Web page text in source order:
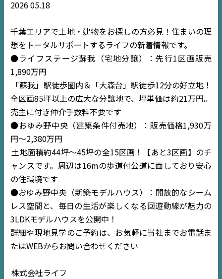
202605.18
千葉エリアで土地・建物をお探しの方必見！住まいの理
想をトータルサポートするライフの新着情報です。
●ライフステージ蘇我（宅地分譲）：先行1区画販売
1,890万円
「蘇我」駅徒歩圏内＆「大森台」駅徒歩12分の好立地！
全区画85坪以上の広大な分譲地で、坪単価は約21万円。
売主に付き仲介手数料不要です
●おゆみ野中央（建築条件付売地）：販売価格1,930万
円〜2,380万円
土地面積約44坪〜45坪の全15区画！【あと3区画】のチ
ャンスです。周辺は16mの歩道付公道に面しており安心
の住環境です
●おゆみ野中央（新築モデルハウス）：開放的なシーム
レス空間と、毎日の生活が楽しくなる回遊動線が魅力の
3LDKモデルハウスを公開中！
詳細や現地見学のご予約は、お気軽に当社までお電話ま
たはWEBからお問い合わせください
株式会社ライフ